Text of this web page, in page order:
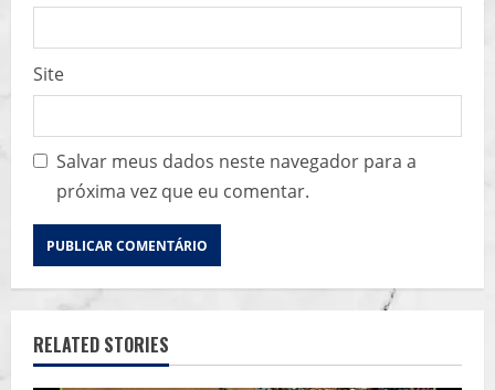
Site
Salvar meus dados neste navegador para a
próxima vez que eu comentar.
RELATED STORIES